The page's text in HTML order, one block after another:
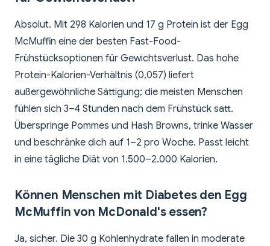
Absolut. Mit 298 Kalorien und 17 g Protein ist der Egg
McMuffin eine der besten Fast-Food-
Frühstücksoptionen für Gewichtsverlust. Das hohe
Protein-Kalorien-Verhältnis (0,057) liefert
außergewöhnliche Sättigung; die meisten Menschen
fühlen sich 3–4 Stunden nach dem Frühstück satt.
Überspringe Pommes und Hash Browns, trinke Wasser
und beschränke dich auf 1–2 pro Woche. Passt leicht
in eine tägliche Diät von 1.500–2.000 Kalorien.
Können Menschen mit Diabetes den Egg
McMuffin von McDonald's essen?
Ja, sicher. Die 30 g Kohlenhydrate fallen in moderate